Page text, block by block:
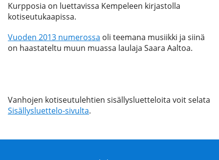
Kurpposia on luettavissa Kempeleen kirjastolla
kotiseutukaapissa.
Vuoden 2013 numerossa oli teemana musiikki ja siinä
on haastateltu muun muassa laulaja Saara Aaltoa.
Vanhojen kotiseutulehtien sisällysluetteloita voit selata
Sisällysluettelo-sivulta.